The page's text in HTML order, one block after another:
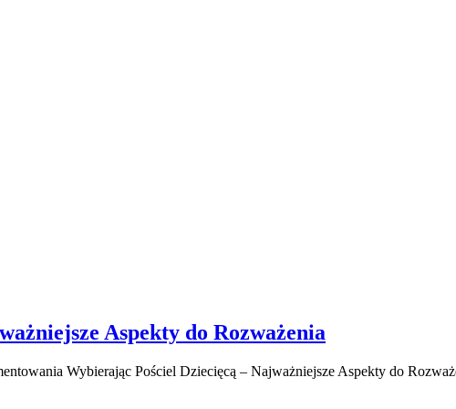
Aspekty do Rozważenia
Wybierając Pościel Dziecięcą – Najważniejsze Aspekty do